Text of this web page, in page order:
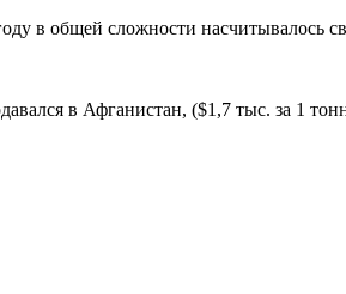
в общей сложности насчитывалось
в Афганистан, ($1,7 тыс. за 1